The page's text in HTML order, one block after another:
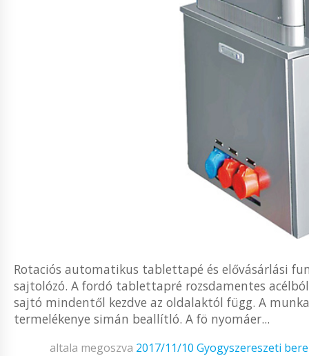
Rotaciós automatikus tablettapé és elővásárlási
sajtolózó. A fordó tablettapré rozsdamentes
sajtó mindentől kezdve az oldalaktól függ. A
termelékenye simán beallítló. A fö nyomáer...
altala megoszva 2017/11/10 Gyogyszereszeti